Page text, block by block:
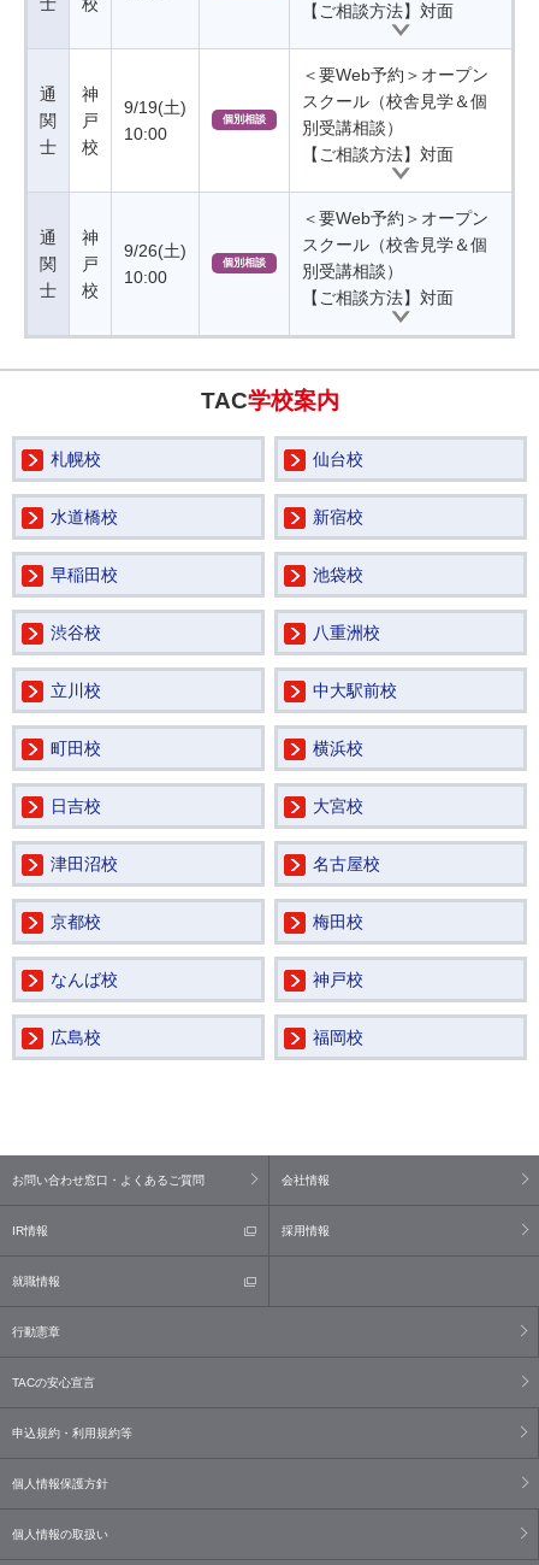
【ご相談方法】対面
通
関
士
神
戸
校
9/19(土)
10:00
個別相談
＜要Web予約＞オープン
スクール（校舎見学＆個
別受講相談）
【ご相談方法】対面
通
関
士
神
戸
校
9/26(土)
10:00
個別相談
＜要Web予約＞オープン
スクール（校舎見学＆個
別受講相談）
【ご相談方法】対面
TAC学校案内
札幌校 仙台校
水道橋校 新宿校
早稲田校 池袋校
渋谷校 八重洲校
立川校 中大駅前校
町田校 横浜校
日吉校 大宮校
津田沼校 名古屋校
京都校 梅田校
なんば校 神戸校
広島校 福岡校
お問い合わせ窓口・よくあるご質問 会社情報
IR情報 採用情報
就職情報
行動憲章
TACの安心宣言
申込規約・利用規約等
個人情報保護方針
個人情報の取扱い